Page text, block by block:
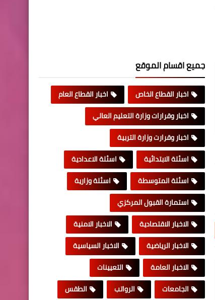
جميع اقسام الموقع
اخبار القطاع الخاص
اخبار القطاع العام
اخبار وقرارات وزارة التعليم العالي
اخبار وقرارت وزارة التربية
اسئلة الابتدائية
اسئلة الاعدادية
اسئلة المتوسطة
اسئلة وزارية
استمارة القبول المركزي
الاخبار الاقتصادية
الاخبار الامنية
الاخبار الرياضية
الاخبار السياسية
الاخبار العامة
التعيينات
الجامعات
الرواتب الطقس